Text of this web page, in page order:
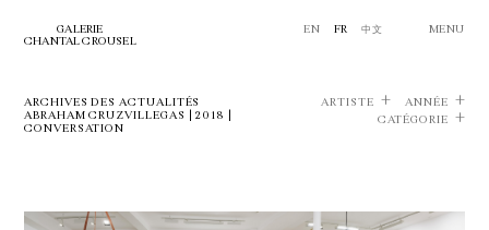
GALERIE
CHANTAL CROUSEL
EN FR 中文 MENU
ARCHIVES DES ACTUALITÉS
ABRAHAM CRUZVILLEGAS | 2018 |
CONVERSATION
ARTISTE
ANNÉE
CATÉGORIE